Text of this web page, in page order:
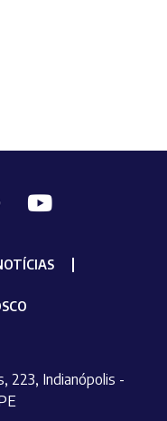
223, Indianópolis -